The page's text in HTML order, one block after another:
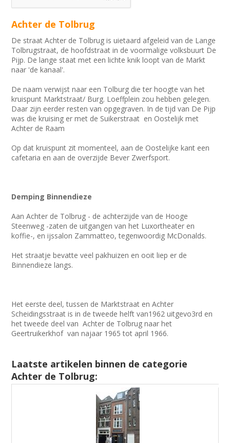
Achter de Tolbrug
De straat Achter de Tolbrug is uietaard afgeleid van de Lange
Tolbrugstraat, de hoofdstraat in de voormalige volksbuurt De
Pijp. De lange staat met een lichte knik loopt van de Markt
naar 'de kanaal'.
De naam verwijst naar een Tolburg die ter hoogte van het
kruispunt Marktstraat/ Burg. Loeffplein zou hebben gelegen.
Daar zijn eerder resten van opgegraven. In de tijd van De Pijp
was die kruising er met de Suikerstraat en Oostelijk met
Achter de Raam
Op dat kruispunt zit momenteel, aan de Oostelijke kant een
cafetaria en aan de overzijde Bever Zwerfsport.
Demping Binnendieze
Aan Achter de Tolbrug - de achterzijde van de Hooge
Steenweg -zaten de uitgangen van het Luxortheater en
koffie-, en ijssalon Zammatteo, tegenwoordig McDonalds.
Het straatje bevatte veel pakhuizen en ooit liep er de
Binnendieze langs.
Het eerste deel, tussen de Marktstraat en Achter
Scheidingsstraat is in de tweede helft van1962 uitgevo3rd en
het tweede deel van Achter de Tolbrug naar het
Geertruikerkhof van najaar 1965 tot april 1966.
Laatste artikelen binnen de categorie
Achter de Tolbrug: